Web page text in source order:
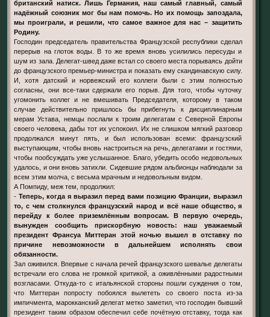
британский натиск. Лишь Германия, наш самый главный, самый
надёжный союзник мог бы нам помочь. Но их помощь запоздала,
мы проиграли, и решили, что самое важное для нас – защитить
Родину.
Господин председатель правительства Французской республики сделал
перерыв на глоток воды. В то же время вновь усилились пересуды и
шум из зала. Делегат-швед даже встал со своего места порываясь дойти
до французского премьер-министра и показать ему скандинавскую силу.
И, хотя датский и норвежский его коллеги были с этим полностью
согласны, они все-таки сдержали его порыв. Для того, чтобы чуточку
угомонить коллег и не вмешивать Председателя, которому в таком
случае действительно пришлось бы прибегнуть к дисциплинарным
мерам Устава, немцы послали к троим делегатам с Северной Европы
своего человека, дабы тот их успокоил. Их не слишком мягкий разговор
продолжался минут пять, и был использован всеми: французский
выступающим, чтобы вновь настроиться на речь, делегатами и гостями,
чтобы пообсуждать уже услышанное. Благо, убедить особо недовольных
удалось, и они вновь затихли. Сидевшие рядом альбионцы наблюдали за
всем этим молча, с весьма мрачным и недовольным видом.
А Помпиду, меж тем, продолжил:
- Теперь, когда я выразил перед вами позицию Франции, выразил
то, с чем столкнулся французский народ и всё наше общество, я
перейду к более приземлённым вопросам. В первую очередь,
вынужден сообщить прискорбную новость: наш уважаемый
президент Франсуа Миттеран этой ночью вышел в отставку по
причине невозможности в дальнейшем исполнять свои
обязанности.
Зал оживился. Впервые с начала речей французского шевалье делегаты
встречали его слова не громкой критикой, а оживлёнными радостными
возгласами. Откуда-то с итальянской стороны пошли суждения о том,
что Миттеран попросту побоялся вылететь со своего поста из-за
импичмента, марокканский делегат метко заметил, что господин бывший
президент таким образом обеспечил себе почётную отставку, тогда как